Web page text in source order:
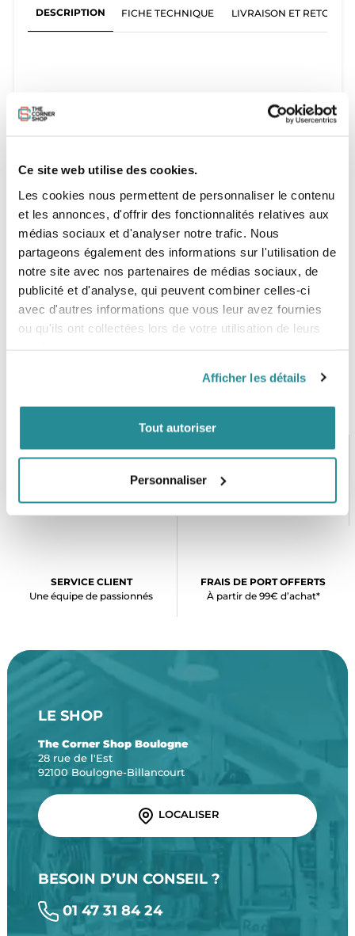
Ce site web utilise des cookies.
Les cookies nous permettent de personnaliser le contenu
et les annonces, d'offrir des fonctionnalités relatives aux
médias sociaux et d'analyser notre trafic. Nous
partageons également des informations sur l'utilisation de
notre site avec nos partenaires de médias sociaux, de
publicité et d'analyse, qui peuvent combiner celles-ci
avec d'autres informations que vous leur avez fournies
ou qu'ils ont collectées lors de votre utilisation de leurs
Afficher les détails
Tout autoriser
Personnaliser
DESCRIPTION FICHE TECHNIQUE LIVRAISON ET RETOURS
Gilet de flottaison Forward Flow Neo Vest 50N. Gilet idéal
pour la pratique du Wing, kitesurf et de tous les sports
TAILLE :
XS : 30-50Kgs
S : 40-60Kgs
M : 50-70Kgs
L : 60-80Kgs
XL : >70Kgs
XXL : >80Kgs
CB, VISA, Mastercard, ALMA
STOCK EN TEMPS RÉEL
Plus de 5000 produits en stock
SERVICE CLIENT
Une équipe de passionnés
FRAIS DE PORT OFFERTS
À partir de 99€ d’achat*
LE SHOP
The Corner Shop Boulogne
28 rue de l'Est
92100 Boulogne-Billancourt
LOCALISER
BESOIN D’UN CONSEIL ?
01 47 31 84 24